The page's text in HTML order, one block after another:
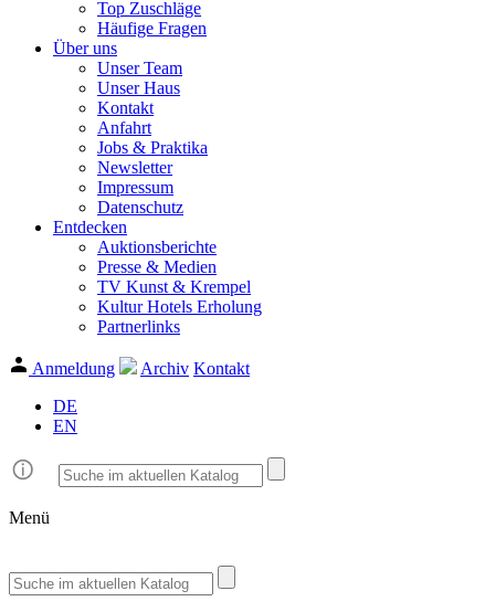
Top Zuschläge
Häufige Fragen
Über uns
Unser Team
Unser Haus
Kontakt
Anfahrt
Jobs & Praktika
Newsletter
Impressum
Datenschutz
Entdecken
Auktionsberichte
Presse & Medien
TV Kunst & Krempel
Kultur Hotels Erholung
Partnerlinks
Anmeldung Archiv Kontakt
DE
EN
Menü